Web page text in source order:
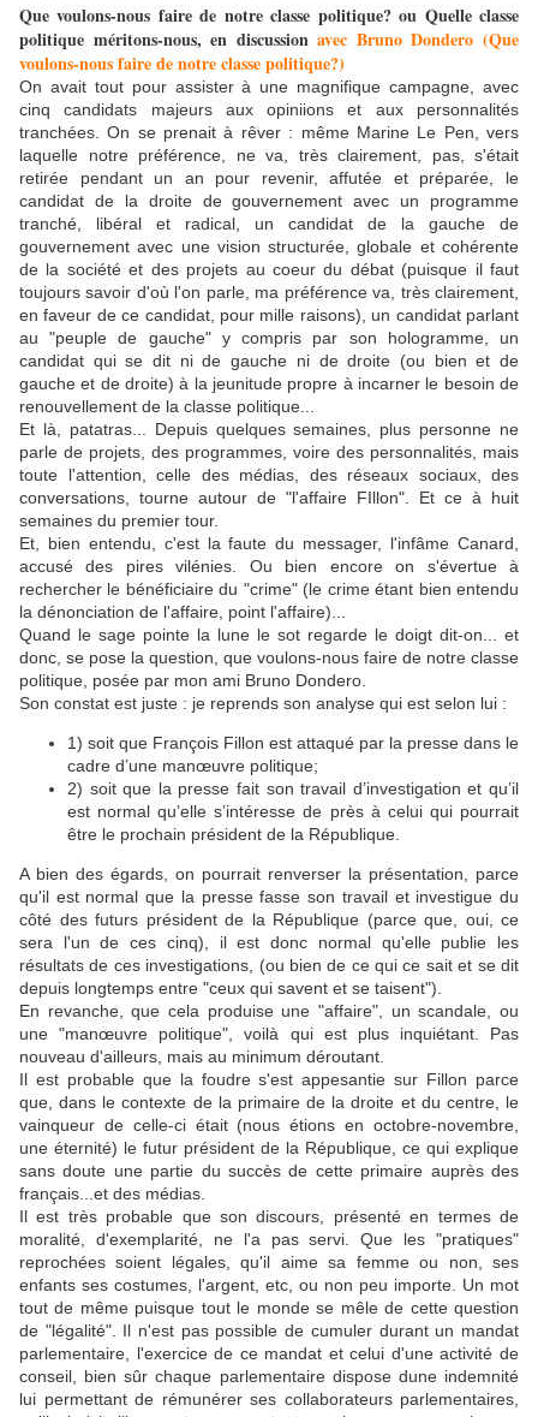
Que voulons-nous faire de notre classe politique? ou Quelle classe
politique méritons-nous, en discussionavec Bruno Dondero (Que
voulons-nous faire de notre classe politique?)
On avait tout pour assister à une magnifique campagne, avec
cinq candidats majeurs aux opiniions et aux personnalités
tranchées. On se prenait à rêver : même Marine Le Pen, vers
laquelle notre préférence, ne va, très clairement, pas, s'était
retirée pendant un an pour revenir, affutée et préparée, le
candidat de la droite de gouvernement avec un programme
tranché, libéral et radical, un candidat de la gauche de
gouvernement avec une vision structurée, globale et cohérente
de la société et des projets au coeur du débat (puisque il faut
toujours savoir d'où l'on parle, ma préférence va, très clairement,
en faveur de ce candidat, pour mille raisons), un candidat parlant
au "peuple de gauche" y compris par son hologramme, un
candidat qui se dit ni de gauche ni de droite (ou bien et de
gauche et de droite) à la jeunitude propre à incarner le besoin de
renouvellement de la classe politique...
Et là, patatras... Depuis quelques semaines, plus personne ne
parle de projets, des programmes, voire des personnalités, mais
toute l'attention, celle des médias, des réseaux sociaux, des
conversations, tourne autour de "l'affaire FIllon". Et ce à huit
semaines du premier tour.
Et, bien entendu, c'est la faute du messager, l'infâme Canard,
accusé des pires vilénies. Ou bien encore on s'évertue à
rechercher le bénéficiaire du "crime" (le crime étant bien entendu
la dénonciation de l'affaire, point l'affaire)...
Quand le sage pointe la lune le sot regarde le doigt dit-on... et
donc, se pose la question, que voulons-nous faire de notre classe
politique, posée par mon ami Bruno Dondero.
Son constat est juste : je reprends son analyse qui est selon lui :
1) soit que François Fillon est attaqué par la presse dans le
cadre d’une manœuvre politique;
2) soit que la presse fait son travail d’investigation et qu’il
est normal qu’elle s’intéresse de près à celui qui pourrait
être le prochain président de la République.
A bien des égards, on pourrait renverser la présentation, parce
qu'il est normal que la presse fasse son travail et investigue du
côté des futurs président de la République (parce que, oui, ce
sera l'un de ces cinq), il est donc normal qu'elle publie les
résultats de ces investigations, (ou bien de ce qui ce sait et se dit
depuis longtemps entre "ceux qui savent et se taisent").
En revanche, que cela produise une "affaire", un scandale, ou
une "manœuvre politique", voilà qui est plus inquiétant. Pas
nouveau d'ailleurs, mais au minimum déroutant.
Il est probable que la foudre s'est appesantie sur Fillon parce
que, dans le contexte de la primaire de la droite et du centre, le
vainqueur de celle-ci était (nous étions en octobre-novembre,
une éternité) le futur président de la République, ce qui explique
sans doute une partie du succès de cette primaire auprès des
français...et des médias.
Il est très probable que son discours, présenté en termes de
moralité, d'exemplarité, ne l'a pas servi. Que les "pratiques"
reprochées soient légales, qu'il aime sa femme ou non, ses
enfants ses costumes, l'argent, etc, ou non peu importe. Un mot
tout de même puisque tout le monde se mêle de cette question
de "légalité". Il n'est pas possible de cumuler durant un mandat
parlementaire, l'exercice de ce mandat et celui d'une activité de
conseil, bien sûr chaque parlementaire dispose dune indemnité
lui permettant de rémunérer ses collaborateurs parlementaires,